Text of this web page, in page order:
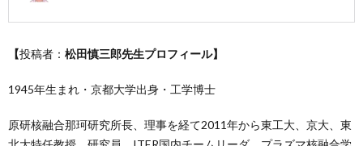
【投稿者： 松田慎三郎先生プロフィール】
1945年生まれ・京都大学出身・工学博士
原研核融合那珂研究所長、理事を経て2011年から東工大、京大、東